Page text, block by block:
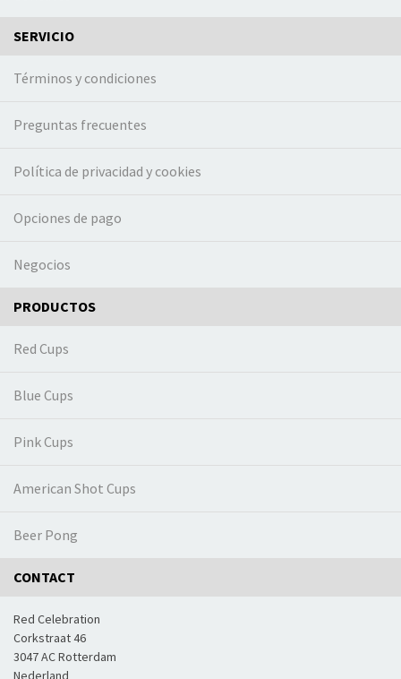
SERVICIO
Términos y condiciones
Preguntas frecuentes
Política de privacidad y cookies
Opciones de pago
Negocios
PRODUCTOS
Red Cups
Blue Cups
Pink Cups
American Shot Cups
Beer Pong
CONTACT
Red Celebration
Corkstraat 46
3047 AC Rotterdam
Nederland